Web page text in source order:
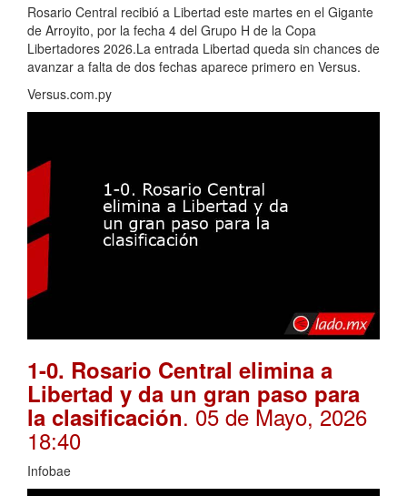
Rosario Central recibió a Libertad este martes en el Gigante
de Arroyito, por la fecha 4 del Grupo H de la Copa
Libertadores 2026.La entrada Libertad queda sin chances de
avanzar a falta de dos fechas aparece primero en Versus.
Versus.com.py
1-0. Rosario Central elimina a
Libertad y da un gran paso para
la clasificación. 05 de Mayo, 2026
18:40
Infobae